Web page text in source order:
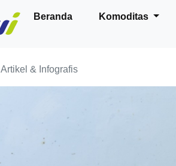
Beranda Komoditas
Artikel & Infografis